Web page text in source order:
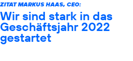
ZITAT MARKUS HAAS, CEO:
Wir sind stark in das
Geschäftsjahr 2022
gestartet